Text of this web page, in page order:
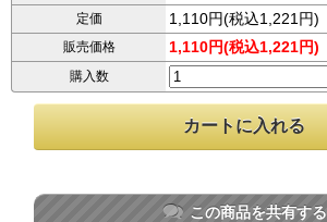
定価 1,110円(税込1,221円)
販売価格 1,110円(税込1,221円)
購入数
この商品を共有する